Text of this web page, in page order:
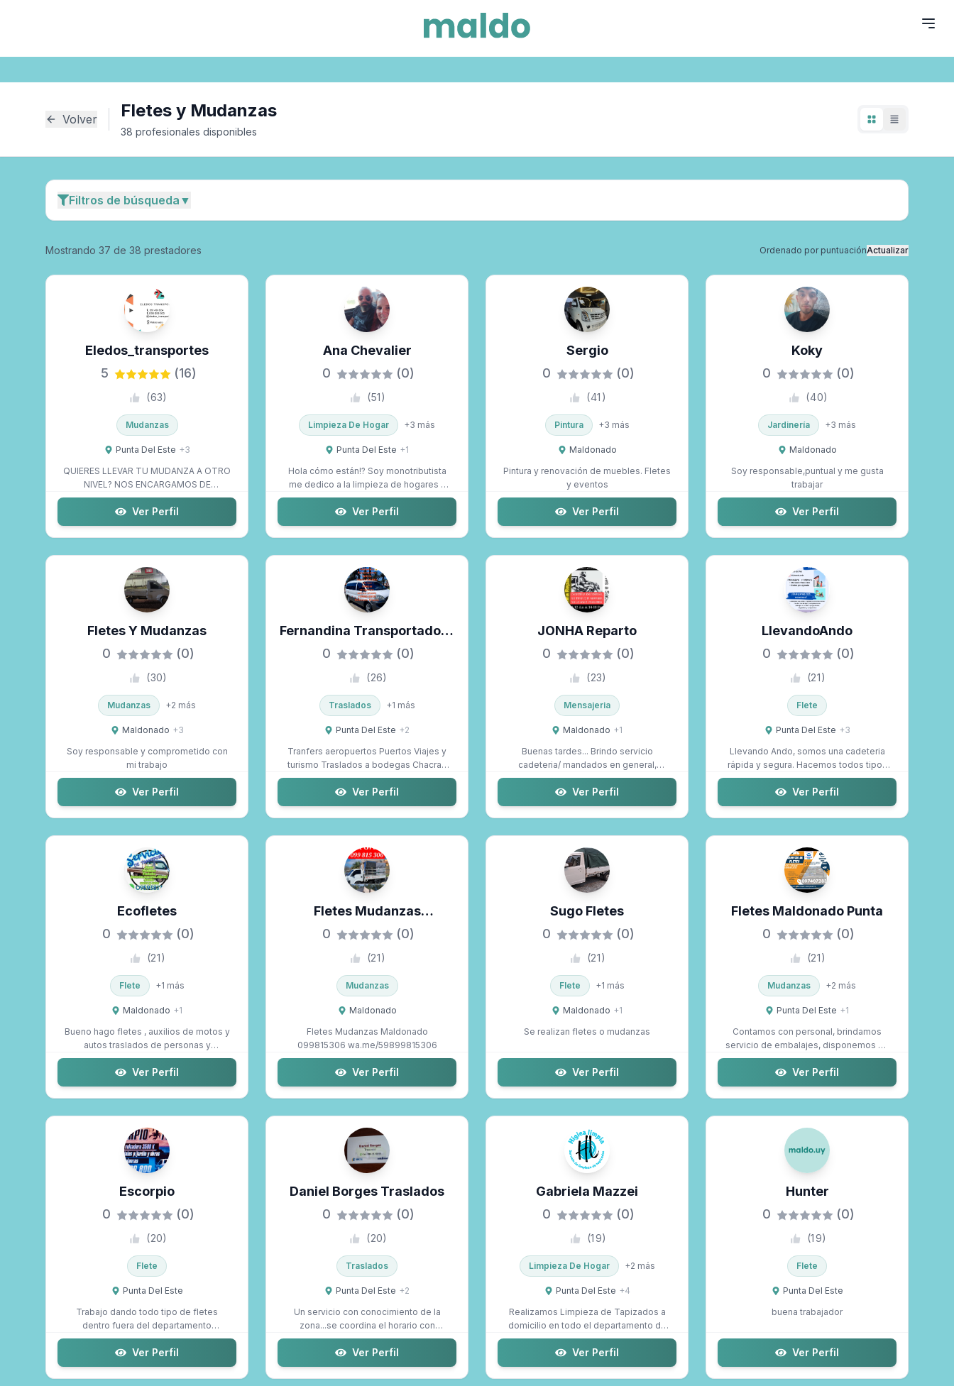
Volver Fletes y Mudanzas
38 profesionales disponibles
Filtros de búsqueda ▼
Zonas de trabajo
Selecciona las zonas...
Solo Maldo Premium
Mostrando 37 de 38 prestadores Ordenado por puntuaciónActualizar
Eledos_transportes
5
(16)
(63)
Mudanzas
Punta Del Este +3
QUIERES LLEVAR TU MUDANZA A OTRO
NIVEL? NOS ENCARGAMOS DE
ABSOLUTAMENTE TODO! ❇️...
Ver Perfil
Ana Chevalier
0
(0)
(51)
Limpieza De Hogar +3 más
Punta Del Este +1
Hola cómo están!? Soy monotributista
me dedico a la limpieza de hogares y
cuidad...
Ver Perfil
Sergio
0
(0)
(41 )
Pintura +3 más
Maldonado
Pintura y renovación de muebles. Fletes
y eventos
Ver Perfil
Koky
0
(0)
(40)
Jardinería +3 más
Maldonado
Soy responsable,puntual y me gusta
trabajar
Ver Perfil
Fletes Y Mudanzas
0
(0)
(30)
Mudanzas +2 más
Maldonado +3
Soy responsable y comprometido con
mi trabajo
Ver Perfil
Fernandina Transportadora
Turistica
0 (0)
(26)
Traslados +1 más
Punta Del Este +2
Tranfers aeropuertos Puertos Viajes y
turismo Traslados a bodegas Chacras
Event...
Ver Perfil
JONHA Reparto
0
(0)
(23)
Mensajeria
Maldonado +1
Buenas tardes... Brindo servicio
cadeteria/ mandados en general,
grandes referen...
Ver Perfil
LlevandoAndo
0
(0)
(21)
Flete
Punta Del Este +3
Llevando Ando, somos una cadeteria
rápida y segura. Hacemos todos tipos
de envío...
Ver Perfil
Ecofletes
0
(0)
(21)
Flete +1 más
Maldonado +1
Bueno hago fletes , auxilios de motos y
autos traslados de personas y
mascotas
Ver Perfil
Fletes Mudanzas
Maldonado
0 (0)
(21)
Mudanzas
Maldonado
Fletes Mudanzas Maldonado
099815306 wa.me/59899815306
Ver Perfil
Sugo Fletes
0
(0)
(21)
Flete +1 más
Maldonado +1
Se realizan fletes o mudanzas
Ver Perfil
Fletes Maldonado Punta
0
(0)
(21)
Mudanzas +2 más
Punta Del Este +1
Contamos con personal, brindamos
servicio de embalajes, disponemos de
boleta com...
Ver Perfil
Escorpio
0
(0)
(20)
Flete
Punta Del Este
Trabajo dando todo tipo de fletes
dentro fuera del departamento
Maldonado
Ver Perfil
Daniel Borges Traslados
0
(0)
(20)
Traslados
Punta Del Este +2
Un servicio con conocimiento de la
zona...se coordina el horario con
anticipació...
Ver Perfil
Gabriela Mazzei
0
(0)
(19)
Limpieza De Hogar +2 más
Punta Del Este +4
Realizamos Limpieza de Tapizados a
domicilio en todo el departamento de
Maldonad...
Ver Perfil
Hunter
0
(0)
(19)
Flete
Punta Del Este
buena trabajador
Ver Perfil